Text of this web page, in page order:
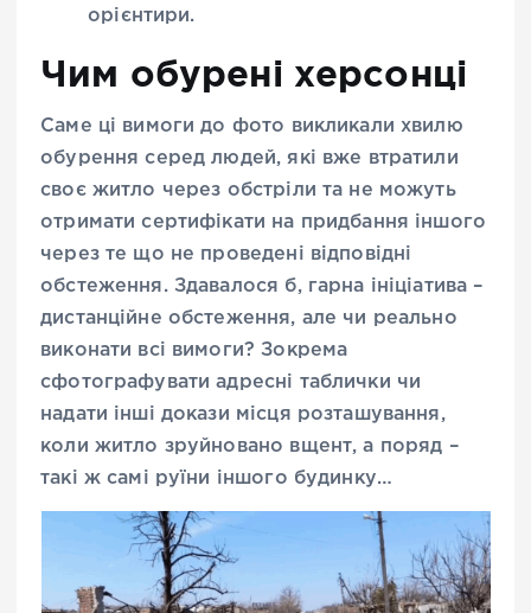
орієнтири.
Чим обурені херсонці
Саме ці вимоги до фото викликали хвилю
обурення серед людей, які вже втратили
своє житло через обстріли та не можуть
отримати сертифікати на придбання іншого
через те що не проведені відповідні
обстеження. Здавалося б, гарна ініціатива –
дистанційне обстеження, але чи реально
виконати всі вимоги? Зокрема
сфотографувати адресні таблички чи
надати інші докази місця розташування,
коли житло зруйновано вщент, а поряд –
такі ж самі руїни іншого будинку…